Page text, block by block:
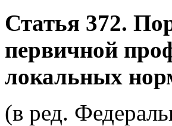
Статья 372.
первичной
локальных
(в ред.